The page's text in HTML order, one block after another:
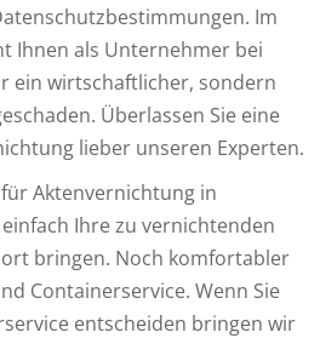
Im
Ihnen als Unternehmer bei
ein wirtschaftlicher, sondern
Überlassen Sie eine
lieber unseren Experten.
Aktenvernichtung in
Ihre zu vernichtenden
bringen. Noch komfortabler
Containerservice. Wenn Sie
entscheiden bringen wir